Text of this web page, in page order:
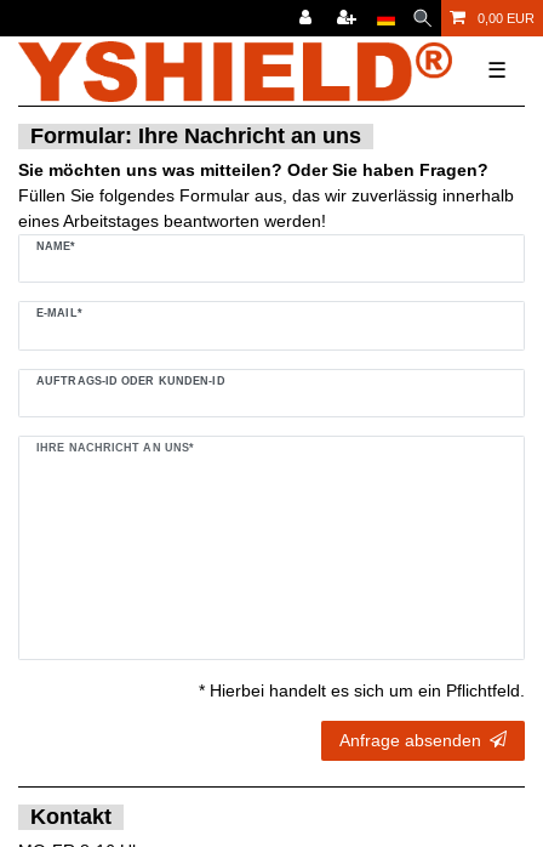
0,00 EUR
☰
Formular: Ihre Nachricht an uns
Sie möchten uns was mitteilen? Oder Sie haben Fragen?
Füllen Sie folgendes Formular aus, das wir zuverlässig innerhalb
eines Arbeitstages beantworten werden!
NAME*
E-MAIL*
AUFTRAGS-ID ODER KUNDEN-ID
IHRE NACHRICHT AN UNS*
* Hierbei handelt es sich um ein Pflichtfeld.
Ceres::Template.mailFormHoneypotLabel
Anfrage absenden
Kontakt